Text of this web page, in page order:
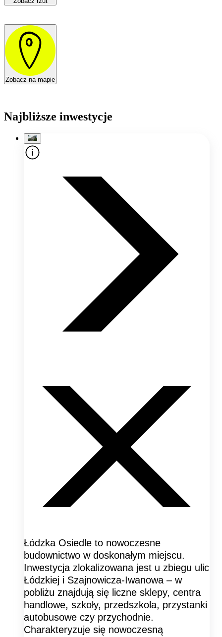
Zobacz na mapie
Najbliższe inwestycje
Łódzka Osiedle to nowoczesne
budownictwo w doskonałym miejscu.
Inwestycja zlokalizowana jest u zbiegu ulic
Łódzkiej i Szajnowicza-Iwanowa – w
pobliżu znajdują się liczne sklepy, centra
handlowe, szkoły, przedszkola, przystanki
autobusowe czy przychodnie.
Charakteryzuje się nowoczesną